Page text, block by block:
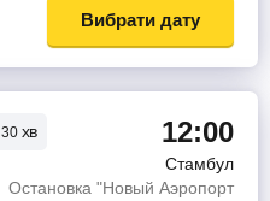
Вибрати дату
хв 12:00
Стамбул
Остановка "Новый Аэропорт